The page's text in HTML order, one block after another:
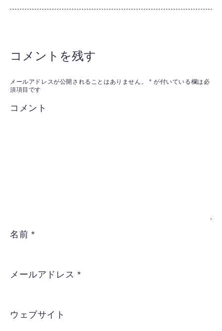
コメントを残す
メールアドレスが公開されることはありません。 * が付いている欄は必
須項目です
コメント
名前 *
メールアドレス *
ウェブサイト